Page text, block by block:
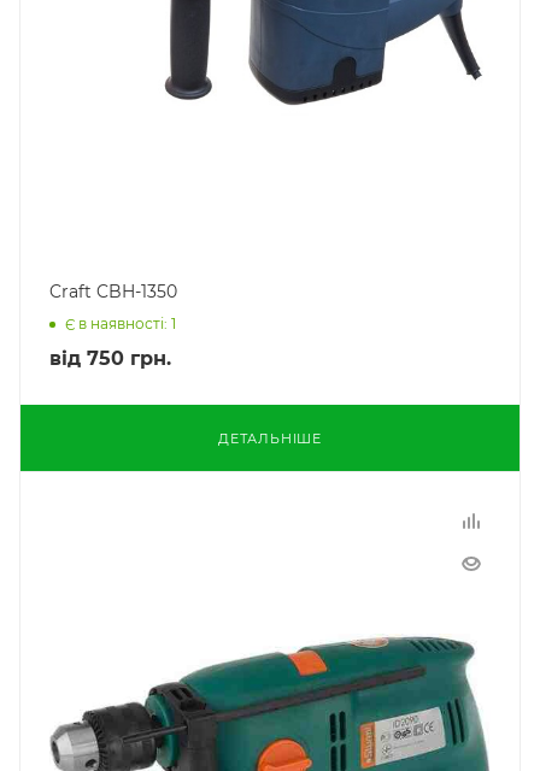
Craft CBH-1350
Є в наявності: 1
від 750 грн.
ДЕТАЛЬНІШЕ